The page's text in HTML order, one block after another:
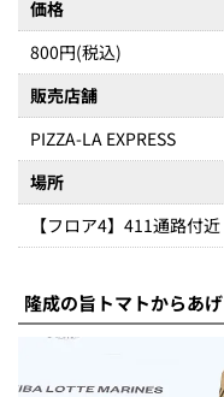
価格
800円(税込)
販売店舗
PIZZA-LA EXPRESS
場所
【フロア4】411通路付近
隆成の旨トマトからあげ